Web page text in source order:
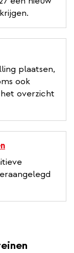
plaatsen,
ook
overzicht